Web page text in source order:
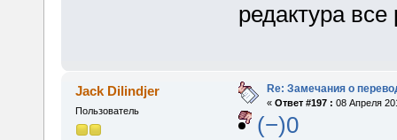
редактура
Jack Dilindjer
Пользователь
Re: Замечания о
« Ответ #197 : 08 Апреля
(−)0